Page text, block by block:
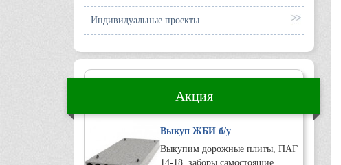
Индивидуальные проекты
Акция
Выкуп ЖБИ б/у
Выкупим дорожные плиты, ПАГ
14-18, заборы самостоящие.